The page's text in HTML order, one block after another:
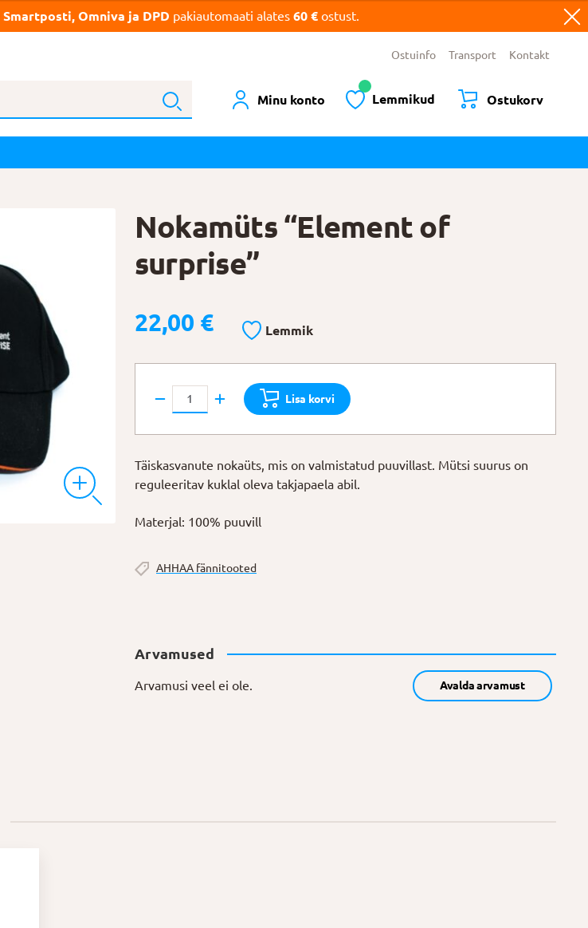
Smartposti, Omniva ja DPD pakiautomaati alates 60 € ostust.
Ostuinfo Transport Kontakt
Minu konto Lemmikud Ostukorv
Nokamüts “Element of
surprise”
22,00 € Lemmik
Nokamüts
"Element
of
kogus
Lisa korvi
Täiskasvanute nokaüts, mis on valmistatud puuvillast. Mütsi suurus on
reguleeritav kuklal oleva takjapaela abil.
Materjal: 100% puuvill
AHHAA fännitooted
Arvamused
Arvamusi veel ei ole. Avalda arvamust